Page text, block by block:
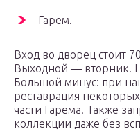
Гарем.
Вход во дворец стоит
Выходной — вторник.
Большой минус: при
реставрация
части Гарема. Также
коллекции даже без